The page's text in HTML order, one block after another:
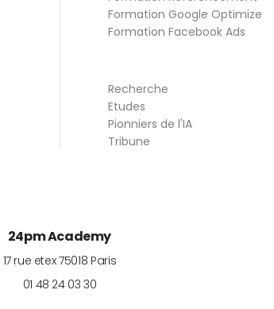
Formation Google Optimize
Formation Facebook Ads
Recherche
Etudes
Pionniers de l'IA
Tribune
24pm Academy
17 rue etex 75018 Paris
01 48 24 03 30